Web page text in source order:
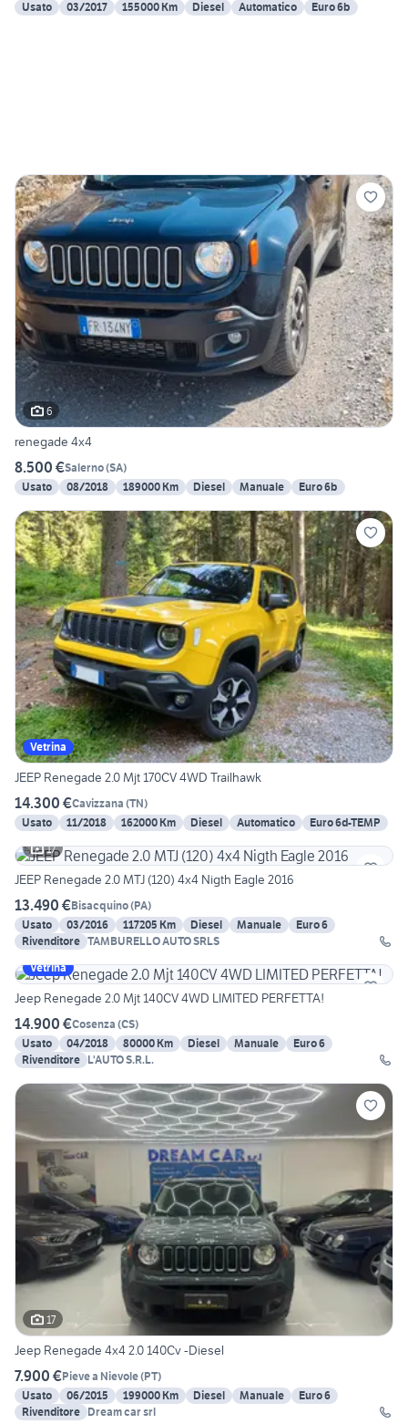
Usato 03/2017 155000 Km Diesel Automatico Euro 6b
6
renegade 4x4
8.500 €Salerno(SA)
Usato
08/2018 189000 Km Diesel Manuale Euro 6b
Vetrina
JEEP Renegade 2.0 Mjt 170CV 4WD Trailhawk
14.300 €Cavizzana (TN)
Usato
11/2018 162000 Km Diesel Automatico
Euro 6d-TEMP
17
JEEP Renegade 2.0 MTJ (120) 4x4 Nigth Eagle 2016
13.490 €Bisacquino(PA)
Usato
03/2016 117205 Km Diesel Manuale
Euro 6
Rivenditore TAMBURELLO AUTO SRLS
Vetrina
Jeep Renegade 2.0 Mjt 140CV 4WD LIMITED PERFETTA!
14.900 €Cosenza (CS)
Usato
04/2018 80000 Km Diesel Manuale
Euro 6
Rivenditore L'AUTO S.R.L.
17
Jeep Renegade 4x4 2.0 140Cv -Diesel
7.900 €Pieve a Nievole(PT)
Usato
06/2015 199000 Km Diesel Manuale
Euro 6
Rivenditore Dream car srl